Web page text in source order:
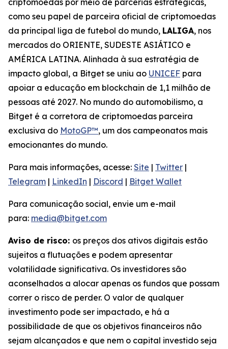
criptomoedas por meio de parcerias estratégicas,
como seu papel de parceira oficial de criptomoedas
da principal liga de futebol do mundo, LALIGA, nos
mercados do ORIENTE, SUDESTE ASIÁTICO e
AMÉRICA LATINA. Alinhada à sua estratégia de
impacto global, a Bitget se uniu ao UNICEF para
apoiar a educação em blockchain de 1,1 milhão de
pessoas até 2027. No mundo do automobilismo, a
Bitget é a corretora de criptomoedas parceira
exclusiva do MotoGP™, um dos campeonatos mais
emocionantes do mundo.
Para mais informações, acesse: Site | Twitter |
Telegram | LinkedIn | Discord | Bitget Wallet
Para comunicação social, envie um e-mail
para: media@bitget.com
Aviso de risco: os preços dos ativos digitais estão
sujeitos a flutuações e podem apresentar
volatilidade significativa. Os investidores são
aconselhados a alocar apenas os fundos que possam
correr o risco de perder. O valor de qualquer
investimento pode ser impactado, e há a
possibilidade de que os objetivos financeiros não
sejam alcançados e que nem o capital investido seja